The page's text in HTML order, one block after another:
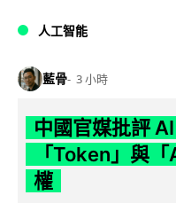
人工智能
藍骨 3 小時
中國官媒批評
「Token」與
權